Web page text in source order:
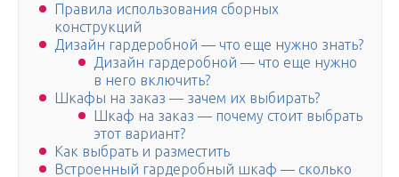
Правила использования сборных
конструкций
Дизайн гардеробной — что еще нужно знать?
Дизайн гардеробной — что еще нужно
в него включить?
Шкафы на заказ — зачем их выбирать?
Шкаф на заказ — почему стоит выбрать
этот вариант?
Как выбрать и разместить
Встроенный гардеробный шкаф — сколько